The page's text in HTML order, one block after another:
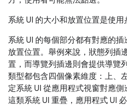
系統 UI 的大小和放置位置是使用
系統 UI 的每個部分都有對應的
放置位置。舉例來說，狀態列插
置，而導覽列插邊則會提供導覽
類型都包含四個像素維度：上、
定系統 UI 從應用程式視窗對應
這類系統 UI 重疊，應用程式 UI 必